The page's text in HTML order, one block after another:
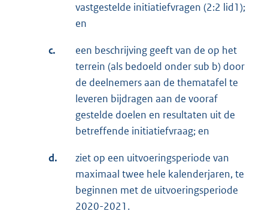
vastgestelde initiatiefvragen (2:2 lid1);
en
c.
een beschrijving geeft van de op het
terrein (als bedoeld onder sub b) door
de deelnemers aan de thematafel te
leveren bijdragen aan de vooraf
gestelde doelen en resultaten uit de
betreffende initiatiefvraag; en
d.
ziet op een uitvoeringsperiode van
maximaal twee hele kalenderjaren, te
beginnen met de uitvoeringsperiode
2020-2021.